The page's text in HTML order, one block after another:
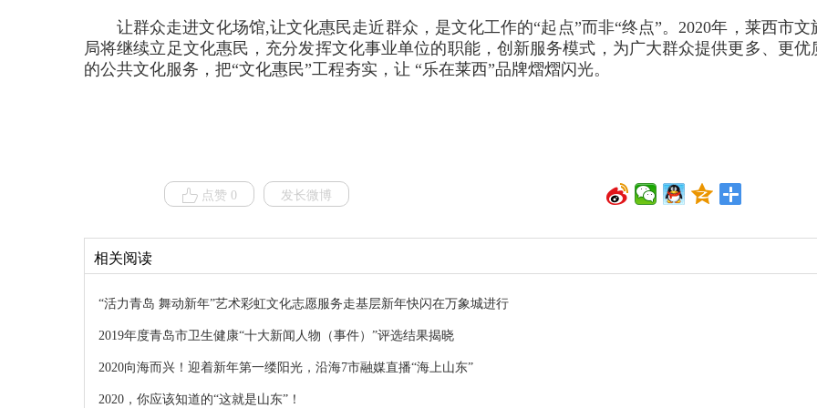
让群众走进文化场馆,让文化惠民走近群众，是文化工作的“起点”而非“终点”。2020年，莱西市文
局将继续立足文化惠民，充分发挥文化事业单位的职能，创新服务模式，为广大群众提供更多、更优
的公共文化服务，把“文化惠民”工程夯实，让 “乐在莱西”品牌熠熠闪光。
点赞 0 发长微博
相关阅读
“活力青岛 舞动新年”艺术彩虹文化志愿服务走基层新年快闪在万象城进行
2019年度青岛市卫生健康“十大新闻人物（事件）”评选结果揭晓
2020向海而兴！迎着新年第一缕阳光，沿海7市融媒直播“海上山东”
2020，你应该知道的“这就是山东”！